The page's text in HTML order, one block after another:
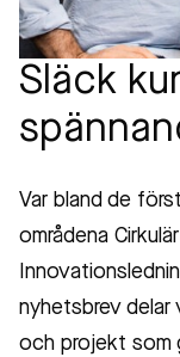
Släck
Var bland de
områdena
nyhetsbrev delar
och projekt som